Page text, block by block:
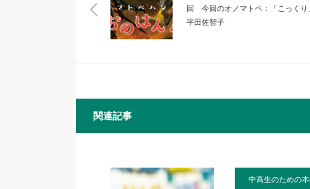
回 今回のオノマトペ：「こっくり
平田佐智子
関連記事
中高生のための